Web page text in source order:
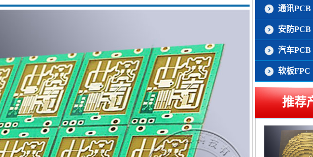
通讯PCB
安防PCB
汽车PCB
软板FPC
推荐